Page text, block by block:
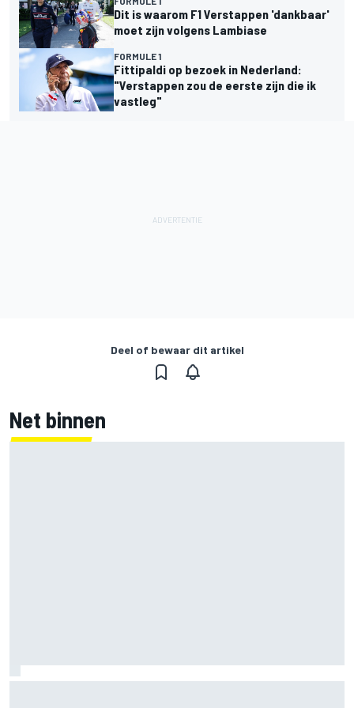
Dit is waarom F1 Verstappen 'dankbaar'
moet zijn volgens Lambiase
FORMULE 1
Fittipaldi op bezoek in Nederland:
"Verstappen zou de eerste zijn die ik
vastleg"
Deel of bewaar dit artikel
Net binnen